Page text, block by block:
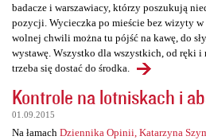
badacze i warszawiacy, którzy poszukują
pozycji. Wycieczka po mieście bez wizyty
wolnej chwili można tu pójść na kawę, do
wystawę. Wszystko dla wszystkich, od ręki
trzeba się dostać do środka.
Kontrole na lotniskach i
01.09.2015
Na łamach Dziennika Opinii, Katarzyna